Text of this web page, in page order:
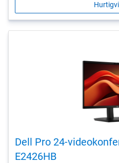
Dell Pro 24-
E2426HB